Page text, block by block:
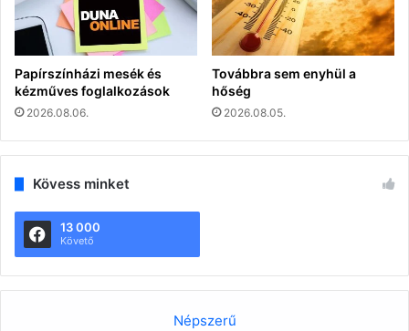
Papírszínházi mesék és
kézműves foglalkozások
2026.08.06.
Továbbra sem enyhül a
hőség
2026.08.05.
Kövess minket
13 000
Követő
Népszerű